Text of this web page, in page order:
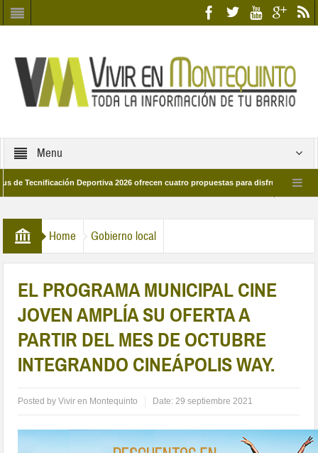
Menu
Deportiva 2026 ofrecen cuatro propuestas para disfrutar del deporte
Home Gobierno local
EL PROGRAMA MUNICIPAL CINE
JOVEN AMPLÍA SU OFERTA A
PARTIR DEL MES DE OCTUBRE
INTEGRANDO CINEÁPOLIS WAY.
Posted byVivir en Montequinto Date:29 septiembre 2021